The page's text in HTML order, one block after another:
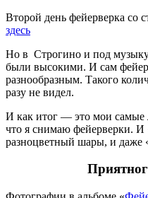
Второй день фейерверка
здесь
Но в Строгино и под
были высокими. И сам
разнообразным. Такого
разу не видел.
И как итог — это мои самые
что я снимаю фейерверки. И
разноцветный шары, и даже